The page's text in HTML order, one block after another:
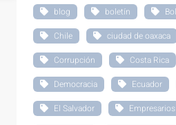
blog
boletín
Chile
ciudad de oaxaca
Corrupción
Costa Rica
Democracia
Ecuador
El Salvador
Empresarios